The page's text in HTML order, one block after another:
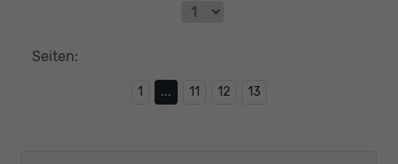
Seiten:
1 ... 11 12 13